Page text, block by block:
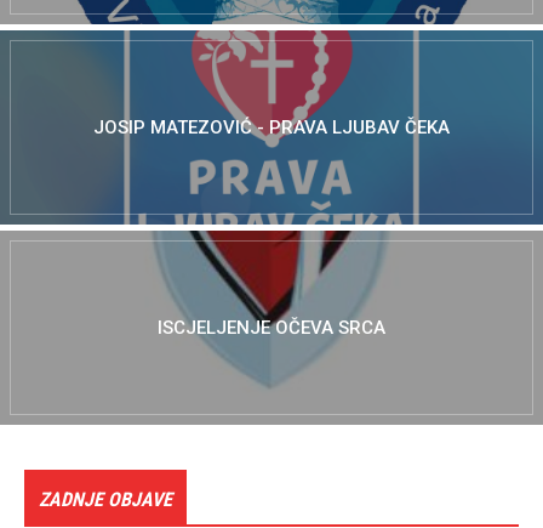
JOSIP MATEZOVIĆ - PRAVA LJUBAV ČEKA
ISCJELJENJE OČEVA SRCA
ZADNJE OBJAVE